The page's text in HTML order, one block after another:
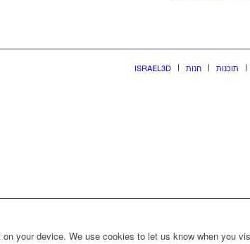
ISRAEL3D חנות תוכנות
your device. We use cookies to let us know when you